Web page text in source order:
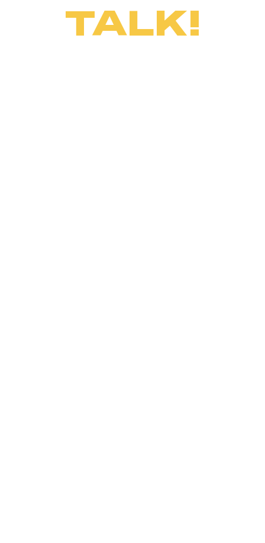
TALK!